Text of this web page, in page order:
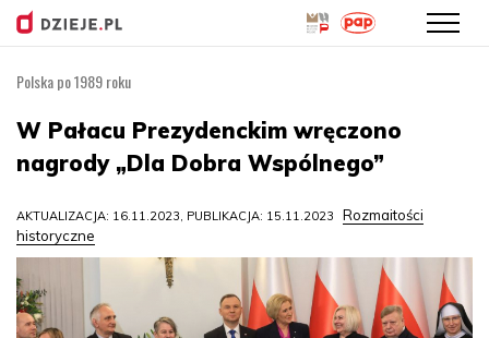
treści
Polska po 1989 roku
W Pałacu Prezydenckim wręczono
nagrody „Dla Dobra Wspólnego”
AKTUALIZACJA: 16.11.2023, PUBLIKACJA: 15.11.2023
Rozmaitości
historyczne